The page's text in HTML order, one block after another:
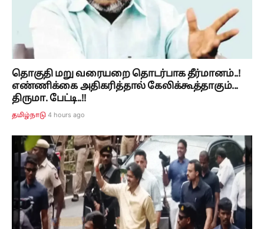
தொகுதி மறு வரையறை தொடர்பாக தீர்மானம்..!
எண்ணிக்கை அதிகரித்தால் கேலிக்கூத்தாகும்...
திருமா. பேட்டி..!!
தமிழ்நாடு 4 hours ago